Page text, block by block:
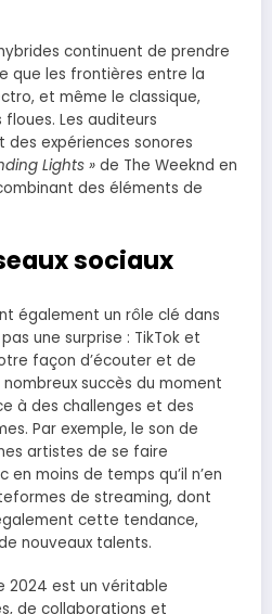
continuent de prendre
que les frontières entre la
et même le classique,
Les auditeurs
des expériences sonores
Lights » de The Weeknd en
des éléments de
sociaux
également un rôle clé dans
une surprise : TikTok et
façon d’écouter et de
succès du moment
à des challenges et des
Par exemple, le son de
artistes de se faire
moins de temps qu’il n’en
de streaming, dont
cette tendance,
nouveaux talents.
2024 est un véritable
de collaborations et